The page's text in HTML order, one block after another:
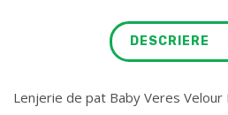
DESCRIERE
Lenjerie de pat Baby Veres Velour